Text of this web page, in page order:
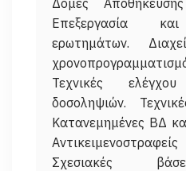
Δομές
Επεξεργασία και
ερωτημάτων.
Τεχνικές ελέγχου
δοσοληψιών.
Κατανεμημένες ΒΔ
Σχεσιακές